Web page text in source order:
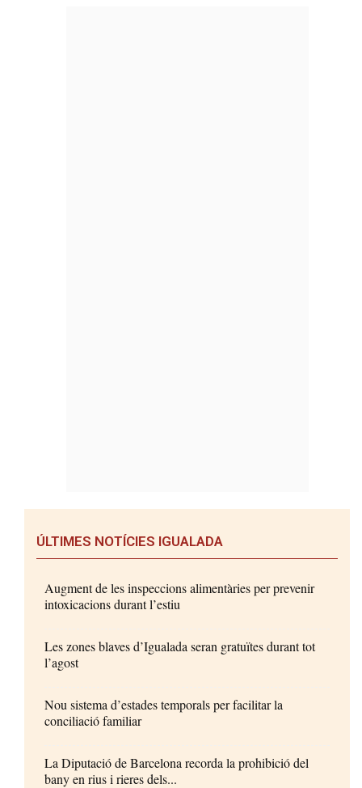
ÚLTIMES NOTÍCIES IGUALADA
Augment de les inspeccions alimentàries per prevenir
intoxicacions durant l’estiu
Les zones blaves d’Igualada seran gratuïtes durant tot
l’agost
Nou sistema d’estades temporals per facilitar la
conciliació familiar
La Diputació de Barcelona recorda la prohibició del
bany en rius i rieres dels...